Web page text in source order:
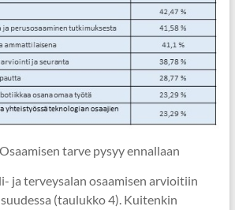
tarve pysyy ennallaan
ja terveysalan osaamisen arvioitiin
(taulukko 4). Kuitenkin